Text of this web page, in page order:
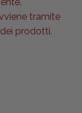
tramite
prodotti.